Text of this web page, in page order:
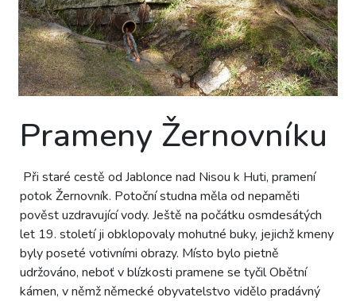
Prameny Žernovníku
Při staré cestě od Jablonce nad Nisou k Huti, pramení
potok Žernovník. Potoční studna měla od nepaměti
pověst uzdravující vody. Ještě na počátku osmdesátých
let 19. století ji obklopovaly mohutné buky, jejichž kmeny
byly poseté votivními obrazy. Místo bylo pietně
udržováno, neboť v blízkosti pramene se tyčil Obětní
kámen, v němž německé obyvatelstvo vidělo pradávný